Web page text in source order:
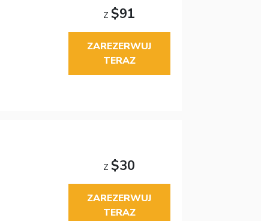
Z$91
ZAREZERWUJ
TERAZ
Z$30
ZAREZERWUJ
TERAZ